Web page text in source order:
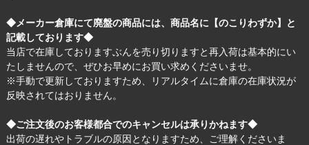
◆メーカー倉庫にて廃盤の商品には、商品名に【のこりわずか】と
記載しております◆
当店で在庫しておりますぶんを売り切りますと再入荷は基本的にい
たしませんので、ぜひお早めにお買い求めくださいませ。
※手動で更新しておりますため、リアルタイムに倉庫の在庫状況が
反映されてはおりません。
◆ご注文後のお客様都合でのキャンセルは承りかねます◆
出荷の遅れやトラブルの原因となりますため、ご理解くださいま